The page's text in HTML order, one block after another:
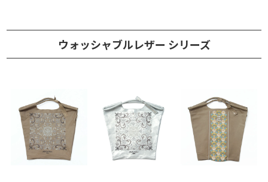
ウォッシャブルレザー シリーズ